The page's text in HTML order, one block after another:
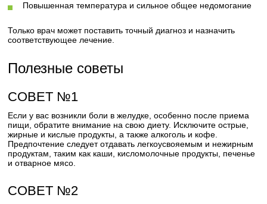
Повышенная температура и сильное общее недомогание
Только врач может поставить точный диагноз и назначить
соответствующее лечение.
Полезные советы
СОВЕТ №1
Если у вас возникли боли в желудке, особенно после приема
пищи, обратите внимание на свою диету. Исключите острые,
жирные и кислые продукты, а также алкоголь и кофе.
Предпочтение следует отдавать легкоусвояемым и нежирным
продуктам, таким как каши, кисломолочные продукты, печенье
и отварное мясо.
СОВЕТ №2